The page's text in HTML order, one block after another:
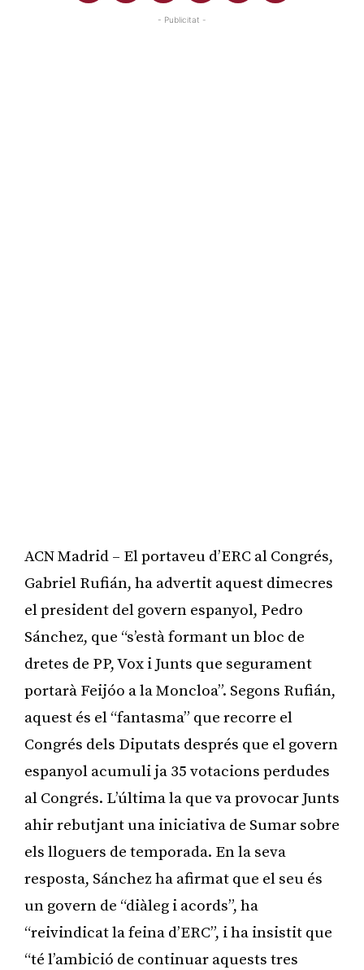
- Publicitat -
ACN Madrid – El portaveu d’ERC al Congrés,
Gabriel Rufián, ha advertit aquest dimecres
el president del govern espanyol, Pedro
Sánchez, que “s’està formant un bloc de
dretes de PP, Vox i Junts que segurament
portarà Feijóo a la Moncloa”. Segons Rufián,
aquest és el “fantasma” que recorre el
Congrés dels Diputats després que el govern
espanyol acumuli ja 35 votacions perdudes
al Congrés. L’última la que va provocar Junts
ahir rebutjant una iniciativa de Sumar sobre
els lloguers de temporada. En la seva
resposta, Sánchez ha afirmat que el seu és
un govern de “diàleg i acords”, ha
“reivindicat la feina d’ERC”, i ha insistit que
“té l’ambició de continuar aquests tres